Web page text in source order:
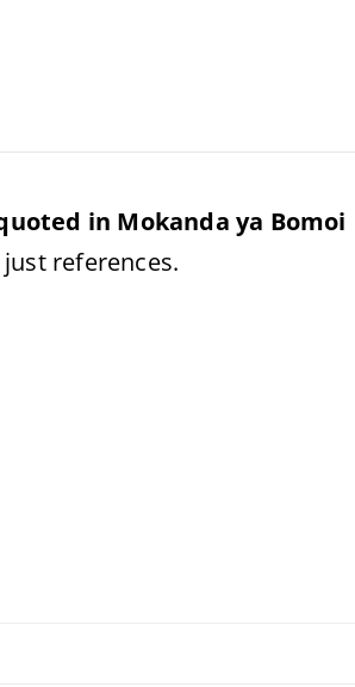
in Mokanda ya Bomoi
references.